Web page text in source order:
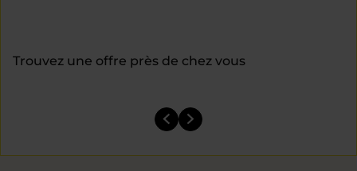
Trouvez une offre près de chez vous